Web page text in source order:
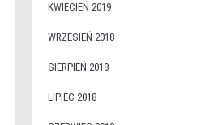
KWIECIEŃ 2019
WRZESIEŃ 2018
SIERPIEŃ 2018
LIPIEC 2018